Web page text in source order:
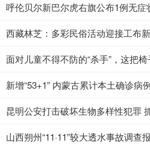
呼伦贝尔新巴尔虎右旗公布1例无
西藏林芝：多彩民俗活动迎接工布
面对儿童不得不防的“杀手”，这把椅
新增“53+1” 内蒙古累计本土确诊病
昆明公安打击破坏生物多样性犯罪
山西朔州“11·11”较大透水事故调查